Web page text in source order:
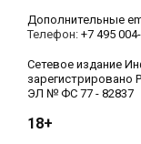
Дополнительные
Телефон: +7 495
Сетевое издание
зарегистрировано
ЭЛ № ФС 77 - 82837
18+